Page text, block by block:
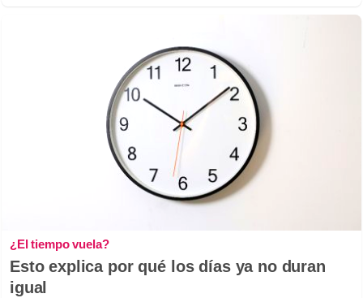
¿El tiempo vuela?
Esto explica por qué los días ya no duran
igual